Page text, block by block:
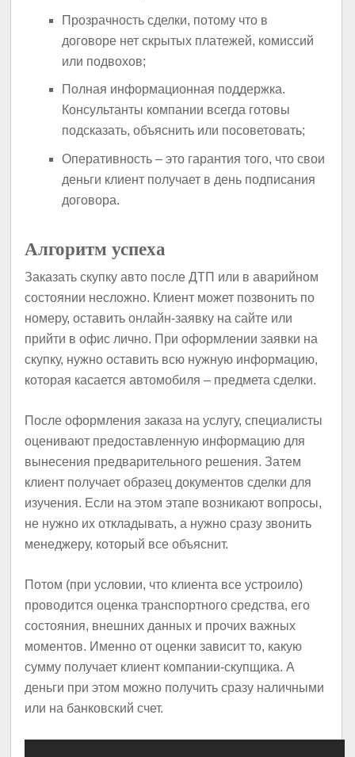
Прозрачность сделки, потому что в
договоре нет скрытых платежей, комиссий
или подвохов;
Полная информационная поддержка.
Консультанты компании всегда готовы
подсказать, объяснить или посоветовать;
Оперативность – это гарантия того, что свои
деньги клиент получает в день подписания
договора.
Алгоритм успеха
Заказать скупку авто после ДТП или в аварийном
состоянии несложно. Клиент может позвонить по
номеру, оставить онлайн-заявку на сайте или
прийти в офис лично. При оформлении заявки на
скупку, нужно оставить всю нужную информацию,
которая касается автомобиля – предмета сделки.
После оформления заказа на услугу, специалисты
оценивают предоставленную информацию для
вынесения предварительного решения. Затем
клиент получает образец документов сделки для
изучения. Если на этом этапе возникают вопросы,
не нужно их откладывать, а нужно сразу звонить
менеджеру, который все объяснит.
Потом (при условии, что клиента все устроило)
проводится оценка транспортного средства, его
состояния, внешних данных и прочих важных
моментов. Именно от оценки зависит то, какую
сумму получает клиент компании-скупщика. А
деньги при этом можно получить сразу наличными
или на банковский счет.